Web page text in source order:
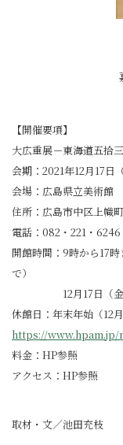
【開催要項】
大広重展－東海道五拾
会期：2021年12月17日
会場：広島県立美術館
住所：広島市中区上幟
電話：082・221・6246
開館時間：9時から17
で）
12月17日（金）
休館日：年末年始（12
https://
料金：HP参照
アクセス：HP参照
取材・文／池田充枝